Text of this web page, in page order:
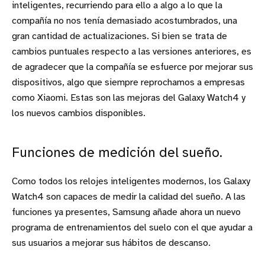
inteligentes, recurriendo para ello a algo a lo que la
compañía no nos tenía demasiado acostumbrados, una
gran cantidad de actualizaciones. Si bien se trata de
cambios puntuales respecto a las versiones anteriores, es
de agradecer que la compañía se esfuerce por mejorar sus
dispositivos, algo que siempre reprochamos a empresas
como Xiaomi. Estas son las mejoras del Galaxy Watch4 y
los nuevos cambios disponibles.
Funciones de medición del sueño.
Como todos los relojes inteligentes modernos, los Galaxy
Watch4 son capaces de medir la calidad del sueño. A las
funciones ya presentes, Samsung añade ahora un nuevo
programa de entrenamientos del suelo con el que ayudar a
sus usuarios a mejorar sus hábitos de descanso.